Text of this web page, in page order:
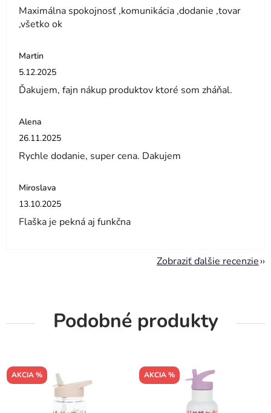
Maximálna spokojnosť ,komunikácia ,dodanie ,tovar
,všetko ok
Martin
Hodnotenie obchodu je 5 z 5 hviezdičiek.
5.12.2025
Ďakujem, fajn nákup produktov ktoré som zháňal.
Alena
Hodnotenie obchodu je 5 z 5 hviezdičiek.
26.11.2025
Rychle dodanie, super cena. Dakujem
Miroslava
Hodnotenie obchodu je 5 z 5 hviezdičiek.
13.10.2025
Flaška je pekná aj funkčna
Zobraziť ďalšie recenzie
Podobné produkty
AKCIA % AKCIA %